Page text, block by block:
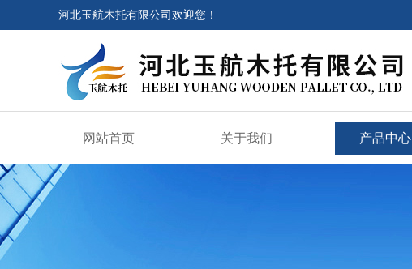
河北玉航木托有限公司欢迎您！
网站首页 关于我们 产品中心